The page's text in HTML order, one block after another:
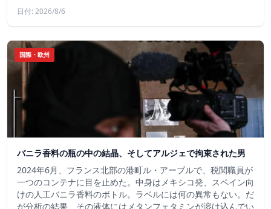
日付: 2026/8/6
国際・欧州
バニラ香料の瓶の中の結晶、そしてアルジェで拘束された男
2024年6月、フランス北部の港町ル・アーブルで、税関職員が
一つのコンテナに目を止めた。中身はメキシコ発、スペイン向
けの人工バニラ香料のボトル。ラベルには何の異常もない。だ
が分析の結果、その液体にはメタンフェタミンが溶け込んでい